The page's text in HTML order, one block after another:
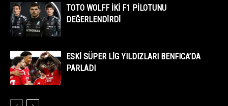
TOTO WOLFF İKİ F1 PİLOTUNU
DEĞERLENDİRDİ
ESKİ SÜPER LİG YILDIZLARI BENFICA’DA
PARLADI